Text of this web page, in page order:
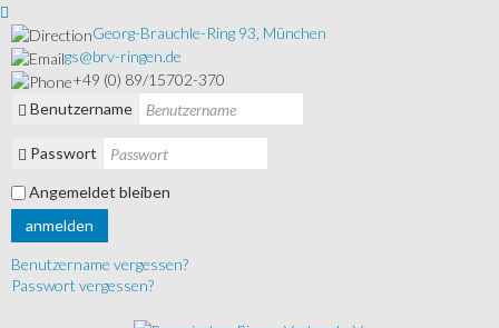
Georg-Brauchle-Ring 93, München
gs@brv-ringen.de
+49 (0) 89/15702-370
Benutzername
Passwort
Angemeldet bleiben
anmelden
Benutzername vergessen?
Passwort vergessen?